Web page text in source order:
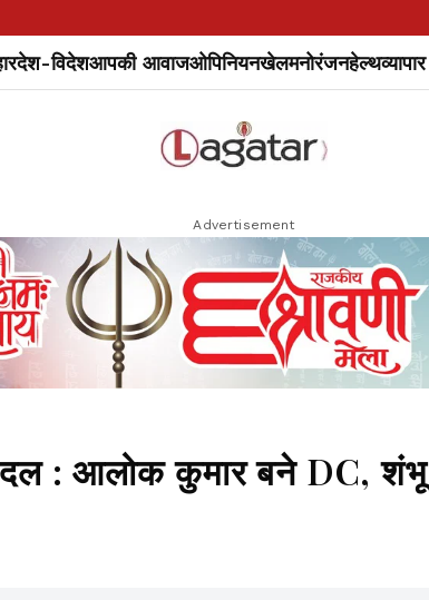
देश-विदेशआपकी आवाजओपिनियनखेलमनोरंजनहेल्थव्यापार
Advertisement
: आलोक कुमार बने DC, शंभू